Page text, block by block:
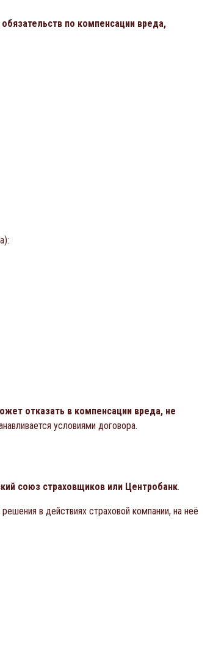
по компенсации вреда,
отказать в компенсации вреда, не
условиями договора.
союз страховщиков или Центробанк.
в действиях страховой компании, на неё